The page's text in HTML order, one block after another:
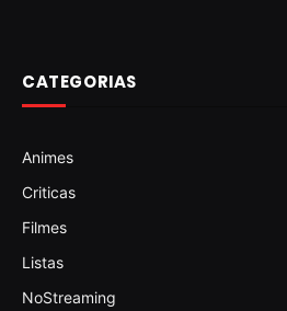
CATEGORIAS
Animes
Criticas
Filmes
Listas
NoStreaming